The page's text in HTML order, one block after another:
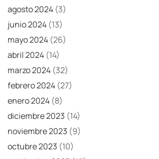
agosto 2024 (3)
junio 2024 (13)
mayo 2024 (26)
abril 2024 (14)
marzo 2024 (32)
febrero 2024 (27)
enero 2024 (8)
diciembre 2023 (14)
noviembre 2023 (9)
octubre 2023 (10)